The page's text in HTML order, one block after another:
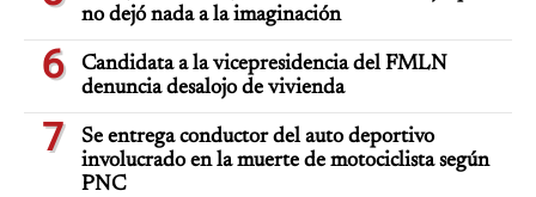
no dejó nada a la imaginación
6
Candidata a la vicepresidencia del FMLN
denuncia desalojo de vivienda
7
Se entrega conductor del auto deportivo
involucrado en la muerte de motociclista según
PNC